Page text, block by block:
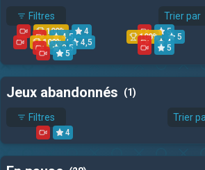
Filtres Trier par
100% 4 5
4,5 100% 5
100% 4,5 4
3,5 5
5
Jeux abandonnés (1)
Filtres Trier
4